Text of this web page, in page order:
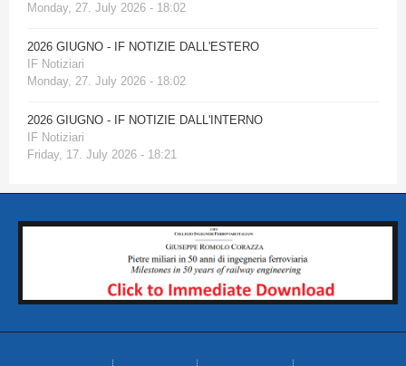
Monday, 27. July 2026 - 18:02
2026 GIUGNO - IF NOTIZIE DALL'ESTERO
IF Notiziari
Monday, 27. July 2026 - 18:02
2026 GIUGNO - IF NOTIZIE DALL'INTERNO
IF Notiziari
Friday, 17. July 2026 - 18:21